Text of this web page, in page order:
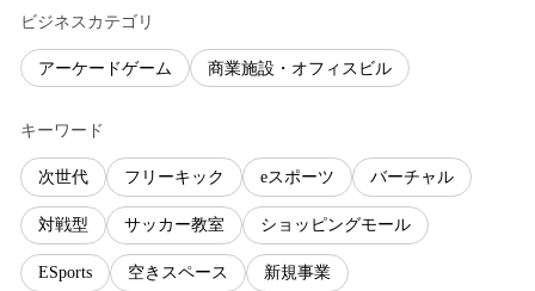
ビジネスカテゴリ
アーケードゲーム 商業施設・オフィスビル
キーワード
次世代 フリーキック eスポーツ バーチャル
対戦型 サッカー教室 ショッピングモール
ESports 空きスペース 新規事業